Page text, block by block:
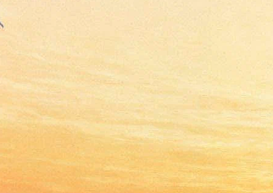
«Давления никакого»: Глеб
Панфилов рассказал о
фильме по «Одному дню
Ивана Денисовича»